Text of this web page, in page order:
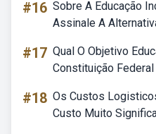
#16 Sobre A Educação
Assinale A
#17 Qual O Objetivo
Constituição
#18 Os Custos
Custo Muito